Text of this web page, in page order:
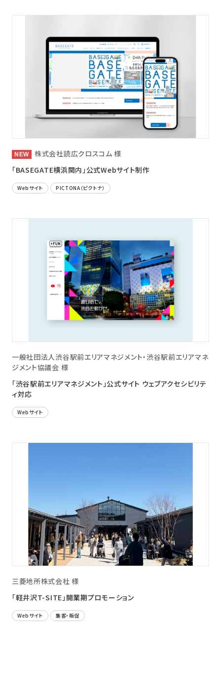
株式会社読広クロスコム 様
「BASEGATE横浜関内」公式Webサイト制作
Webサイト PICTONA（ピクトナ）
一般社団法人渋谷駅前エリアマネジメント・渋谷駅前エリアマネ
ジメント協議会 様
「渋谷駅前エリアマネジメント」公式サイト ウェブアクセシビリテ
ィ対応
Webサイト
三菱地所株式会社 様
「軽井沢T-SITE」開業期プロモーション
Webサイト 集客・販促